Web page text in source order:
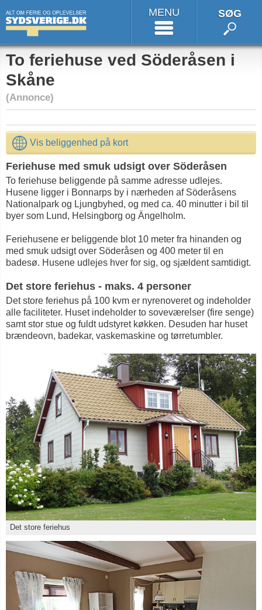
MENU SØG
To feriehuse ved Söderåsen i
Skåne
(Annonce)
Vis beliggenhed på kort
Feriehuse med smuk udsigt over Söderåsen
To feriehuse beliggende på samme adresse udlejes.
Husene ligger i Bonnarps by i nærheden af Söderåsens
Nationalpark og Ljungbyhed, og med ca. 40 minutter i bil til
byer som Lund, Helsingborg og Ängelholm.
Feriehusene er beliggende blot 10 meter fra hinanden og
med smuk udsigt over Söderåsen og 400 meter til en
badesø. Husene udlejes hver for sig, og sjældent samtidigt.
Det store feriehus - maks. 4 personer
Det store feriehus på 100 kvm er nyrenoveret og indeholder
alle faciliteter. Huset indeholder to soveværelser (fire senge)
samt stor stue og fuldt udstyret køkken. Desuden har huset
brændeovn, badekar, vaskemaskine og tørretumbler.
Det store feriehus